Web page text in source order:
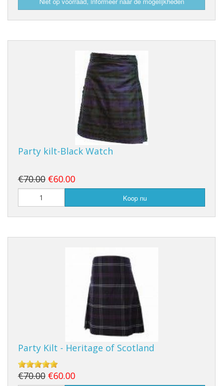
Party kilt-Black Watch
€70.00 €60.00
Koop nu
Party Kilt - Heritage of Scotland
€70.00 €60.00